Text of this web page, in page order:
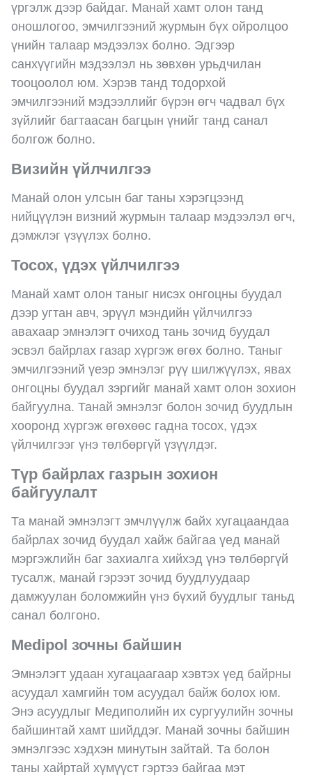
үргэлж дээр байдаг. Манай хамт олон танд
оношлогоо, эмчилгээний журмын бүх ойролцоо
үнийн талаар мэдээлэх болно. Эдгээр
санхүүгийн мэдээлэл нь зөвхөн урьдчилан
тооцоолол юм. Хэрэв танд тодорхой
эмчилгээний мэдээллийг бүрэн өгч чадвал бүх
зүйлийг багтаасан багцын үнийг танд санал
болгож болно.
Визийн үйлчилгээ
Манай олон улсын баг таны хэрэгцээнд
нийцүүлэн визний журмын талаар мэдээлэл өгч,
дэмжлэг үзүүлэх болно.
Тосох, үдэх үйлчилгээ
Манай хамт олон таныг нисэх онгоцны буудал
дээр угтан авч, эрүүл мэндийн үйлчилгээ
авахаар эмнэлэгт очиход тань зочид буудал
эсвэл байрлах газар хүргэж өгөх болно. Таныг
эмчилгээний үеэр эмнэлэг рүү шилжүүлэх, явах
онгоцны буудал зэргийг манай хамт олон зохион
байгуулна. Танай эмнэлэг болон зочид буудлын
хооронд хүргэж өгөхөөс гадна тосох, үдэх
үйлчилгээг үнэ төлбөргүй үзүүлдэг.
Түр байрлах газрын зохион
байгуулалт
Та манай эмнэлэгт эмчлүүлж байх хугацаандаа
байрлах зочид буудал хайж байгаа үед манай
мэргэжлийн баг захиалга хийхэд үнэ төлбөргүй
тусалж, манай гэрээт зочид буудлуудаар
дамжуулан боломжийн үнэ бүхий буудлыг таньд
санал болгоно.
Medipol зочны байшин
Эмнэлэгт удаан хугацаагаар хэвтэх үед байрны
асуудал хамгийн том асуудал байж болох юм.
Энэ асуудлыг Медиполийн их сургуулийн зочны
байшинтай хамт шийддэг. Манай зочны байшин
эмнэлгээс хэдхэн минутын зайтай. Та болон
таны хайртай хүмүүст гэртээ байгаа мэт